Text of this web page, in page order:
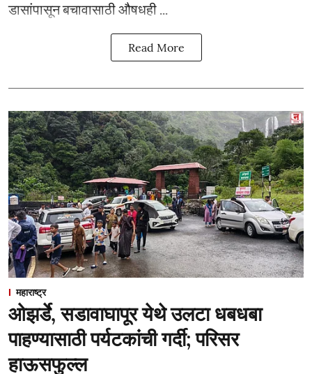
डासांपासून बचावासाठी औषधही ...
Read More
महाराष्ट्र
ओझर्डे, सडावाघापूर येथे उलटा धबधबा
पाहण्यासाठी पर्यटकांची गर्दी; परिसर
हाऊसफुल्ल